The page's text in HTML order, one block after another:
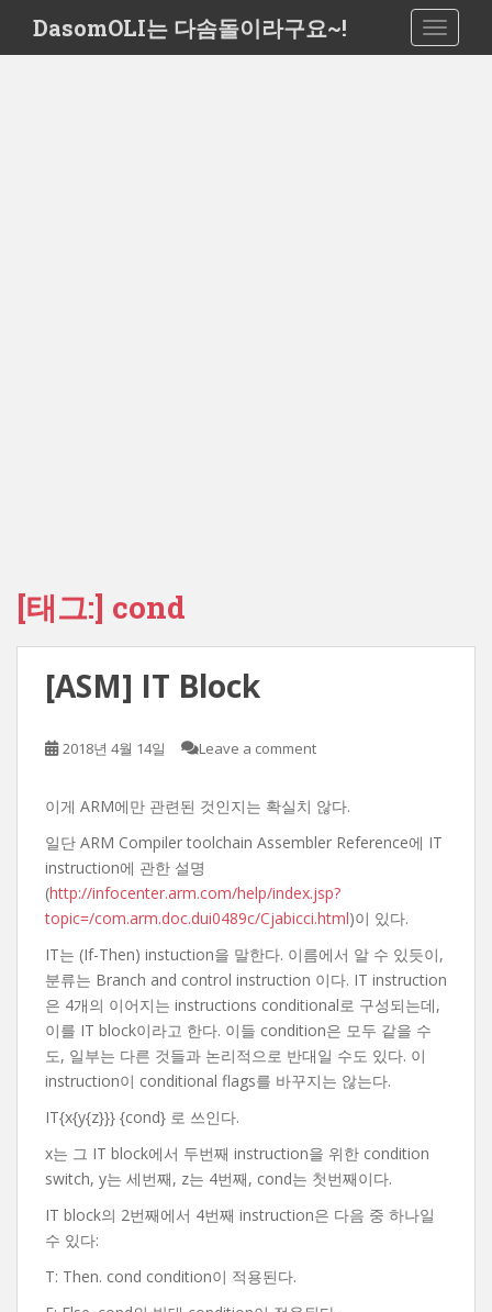
i
DasomOLI는 다솜돌이라구요~!
[태그:] cond
[ASM] IT Block
2018년 4월 14일 Leave a comment
이게 ARM에만 관련된 것인지는 확실치 않다.
일단 ARM Compiler toolchain Assembler Reference에 IT
instruction에 관한 설명
(http://infocenter.arm.com/help/index.jsp?
topic=/com.arm.doc.dui0489c/Cjabicci.html)이 있다.
IT는 (If-Then) instuction을 말한다. 이름에서 알 수 있듯이,
분류는 Branch and control instruction 이다. IT instruction
은 4개의 이어지는 instructions conditional로 구성되는데,
이를 IT block이라고 한다. 이들 condition은 모두 같을 수
도, 일부는 다른 것들과 논리적으로 반대일 수도 있다. 이
instruction이 conditional flags를 바꾸지는 않는다.
IT{x{y{z}}} {cond} 로 쓰인다.
x는 그 IT block에서 두번째 instruction을 위한 condition
switch, y는 세번째, z는 4번째, cond는 첫번째이다.
IT block의 2번째에서 4번째 instruction은 다음 중 하나일
수 있다:
T: Then. cond condition이 적용된다.